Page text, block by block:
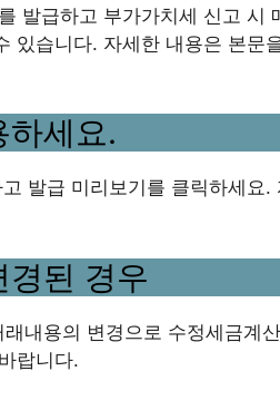
발급하고 부가가치세 신고 시
있습니다. 자세한 내용은 본문
세요.
발급 미리보기를 클릭하세요.
된 경우
내용의 변경으로 수정세금계
랍니다.